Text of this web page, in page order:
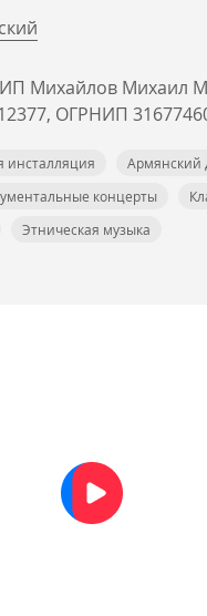
Михайлов Михаил
ОГРНИП
инсталляция
Армянский
концерты
Этническая музыка